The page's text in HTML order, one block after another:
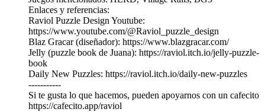
Enlaces y referencias:
Raviol Puzzle Design Youtube:
https://www.youtube.com/@Raviol_puzzle_design
Blaz Gracar (diseñador): https://www.blazgracar.com/
Jelly (puzzle book de Juana): https://raviol.itch.io/jelly-puzzle-
book
Daily New Puzzles: https://raviol.itch.io/daily-new-puzzles
-----------
Si te gusta lo que hacemos, pueden apoyarnos con un cafecito
https://cafecito.app/raviol